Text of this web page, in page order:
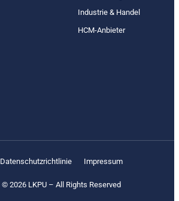
Industrie & Handel
HCM-Anbieter
Datenschutz­richtlinie Impressum
© 2026 LKPU – All Rights Reserved